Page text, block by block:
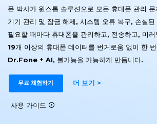
뉴스룸
플랜 및 가격
Dr.Fone Basic
폴 툴킷 보기 >
모바일
온라인
탐색 및 발견
사용 방법은 무엇입니까?
고객 지원 센터
리소스
다운로드 센터
공식 설치 파일 및 최신 버전 업데이트를 제공
합니다.
🔓️온라인 잠금 해제
폰 박사가 원스톱 솔루션으로 모든 휴대폰 관리
기기 관리 및 잠금 해제, 시스템 오류 복구, 손실된
필요할 때마다 휴대폰을 관리하고, 전송하고, 미러
19개 이상의 휴대폰 데이터를 번거로움 없이 한
Dr.Fone + AI, 불가능을 가능하게 만듭니다.
무료 체험하기 더 보기 >
사용 가이드